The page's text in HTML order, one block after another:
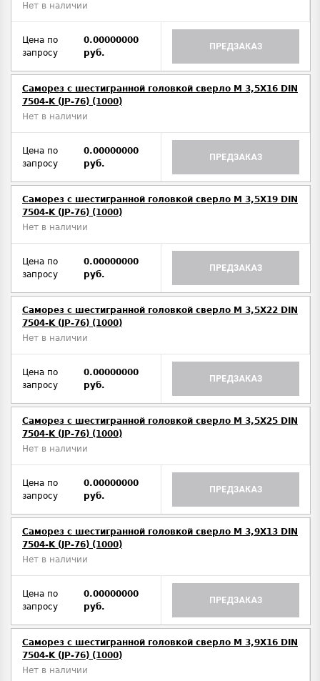
Нет в наличии
Цена по
запросу
0.00000000
руб.
ПРЕДЗАКАЗ
Саморез с шестигранной головкой сверло М 3,5Х16 DIN
7504-K (JP-76) (1000)
Нет в наличии
Цена по
запросу
0.00000000
руб.
ПРЕДЗАКАЗ
Саморез с шестигранной головкой сверло М 3,5Х19 DIN
7504-K (JP-76) (1000)
Нет в наличии
Цена по
запросу
0.00000000
руб.
ПРЕДЗАКАЗ
Саморез с шестигранной головкой сверло М 3,5Х22 DIN
7504-K (JP-76) (1000)
Нет в наличии
Цена по
запросу
0.00000000
руб.
ПРЕДЗАКАЗ
Саморез с шестигранной головкой сверло М 3,5Х25 DIN
7504-K (JP-76) (1000)
Нет в наличии
Цена по
запросу
0.00000000
руб.
ПРЕДЗАКАЗ
Саморез с шестигранной головкой сверло М 3,9Х13 DIN
7504-K (JP-76) (1000)
Нет в наличии
Цена по
запросу
0.00000000
руб.
ПРЕДЗАКАЗ
Саморез с шестигранной головкой сверло М 3,9Х16 DIN
7504-K (JP-76) (1000)
Нет в наличии